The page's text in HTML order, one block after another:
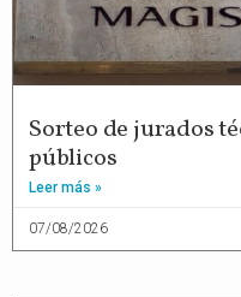
Sorteo de jurados
públicos
Leer más »
07/08/2026